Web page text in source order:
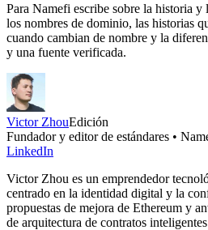
Para Namefi escribe sobre la historia y
los nombres de dominio, las historias
cuando cambian de nombre y la
y una fuente verificada.
Victor ZhouEdición
Fundador y editor de estándares •
LinkedIn
Victor Zhou es un emprendedor
centrado en la identidad digital y la
propuestas de mejora de Ethereum y
de arquitectura de contratos